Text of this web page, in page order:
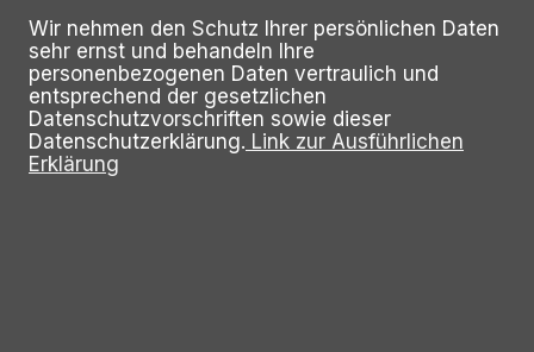
Wir nehmen den Schutz Ihrer persönlichen Daten
sehr ernst und behandeln Ihre
personenbezogenen Daten vertraulich und
entsprechend der gesetzlichen
Datenschutzvorschriften sowie dieser
Datenschutzerklärung. Link zur Ausführlichen
Erklärung